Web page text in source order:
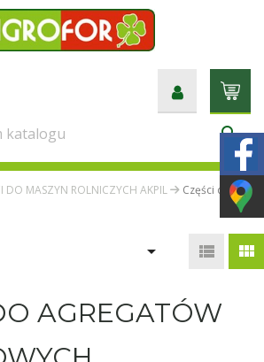
search
DO MASZYN ROLNICZYCH AKPIL
Części do
  
AGREGATÓW